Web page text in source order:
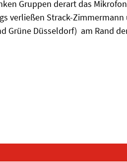
Gruppen derart das
verließen Strack-Zimmermann
Grüne Düsseldorf) am Rand